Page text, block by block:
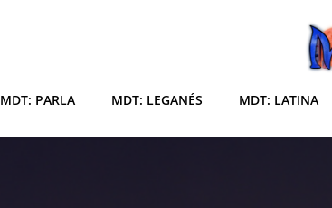
MDT: PARLA MDT: LEGANÉS MDT: LATINA